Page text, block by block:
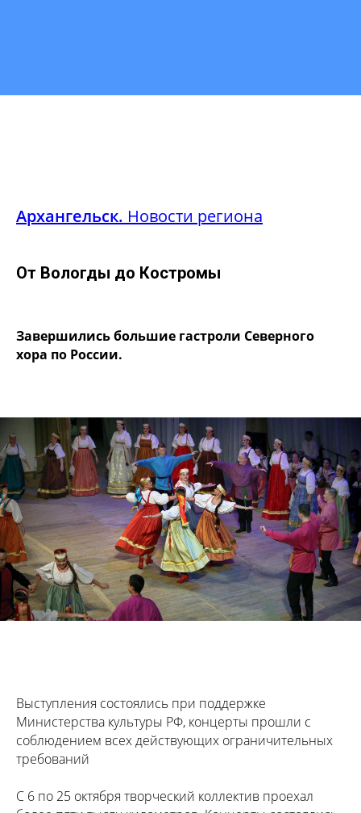
Архангельск. Новости региона
От Вологды до Костромы
Завершились большие гастроли Северного
хора по России.
Выступления состоялись при поддержке
Министерства культуры РФ, концерты прошли с
соблюдением всех действующих ограничительных
требований
С 6 по 25 октября творческий коллектив проехал